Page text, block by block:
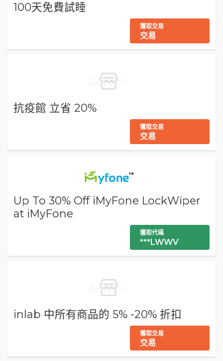
100天免費試睡
獲取交易
交易
抗疫館 立省 20%
獲取交易
交易
Up To 30% Off iMyFone LockWiper
at iMyFone
獲取代碼
***LWWV
inlab 中所有商品的 5% -20% 折扣
獲取交易
交易